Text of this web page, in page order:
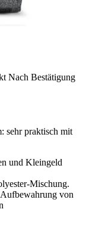
Nach Bestätigung
sehr praktisch mit
und Kleingeld
Mischung.
von